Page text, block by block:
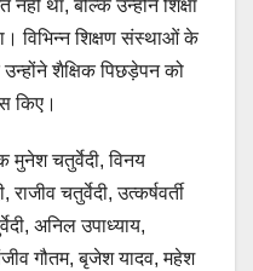
था, बल्कि उन्होंने शिक्षा
विभिन्न शिक्षण संस्थाओं के
शैक्षिक पिछड़ेपन को
किए।
मुनेश चतुर्वेदी, विनय
चतुर्वेदी, उत्कर्षवर्ती
अनिल उपाध्याय,
गौतम, बृजेश यादव, महेश